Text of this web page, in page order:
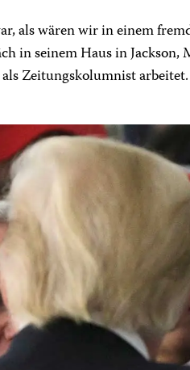
als wären wir in einem
in seinem Haus in
Zeitungskolumnist arbeitet.